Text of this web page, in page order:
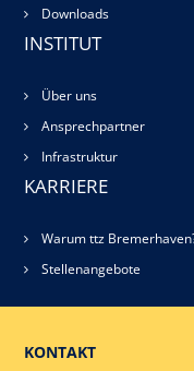
Downloads
INSTITUT
Über uns
Ansprechpartner
Infrastruktur
KARRIERE
Warum ttz
Stellenangebote
KONTAKT